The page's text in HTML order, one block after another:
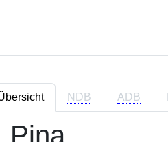
NDB ADB
Pina